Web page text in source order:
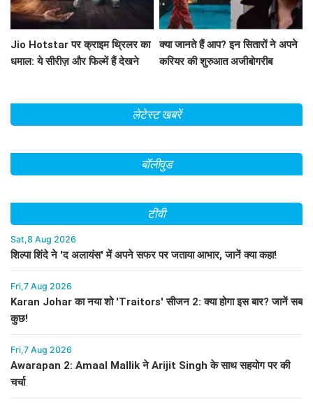
Jio Hotstar पर क्राइम थ्रिलर का
धमाल: ये सीरीज़ और फिल्में हैं देखने
क्या जानते हैं आप? इन सितारों ने अपने
करियर की शुरुआत अजीबोगरीब
लेटेस्ट खबरें
बॉलीवुड
टीवी
Sat,8 Aug 2026
शिल्पा शिंदे ने 'द अलायंस' में अपने सफर पर जताया आभार, जानें क्या कहा!
Fri,7 Aug 2026
Karan Johar का नया शो 'Traitors' सीजन 2: क्या होगा इस बार? जानें सब
कुछ!
Fri,7 Aug 2026
Awarapan 2: Amaal Mallik ने Arijit Singh के साथ सहयोग पर की
चर्चा